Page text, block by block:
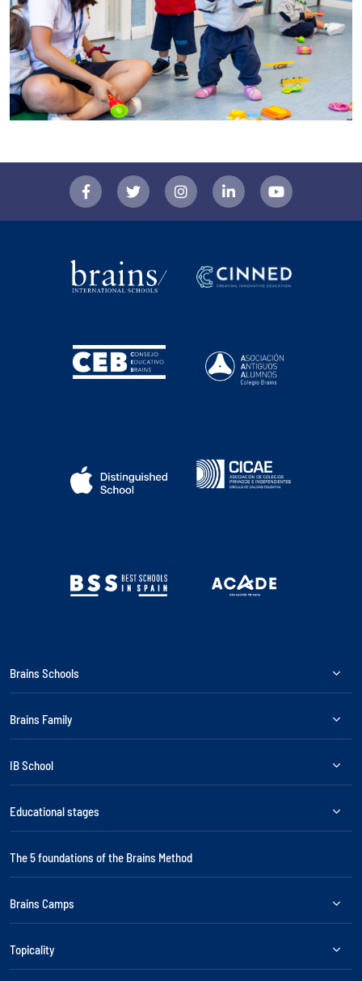
Brains Schools
Brains Family
IB School
Educational stages
The 5 foundations of the Brains Method
Brains Camps
Topicality